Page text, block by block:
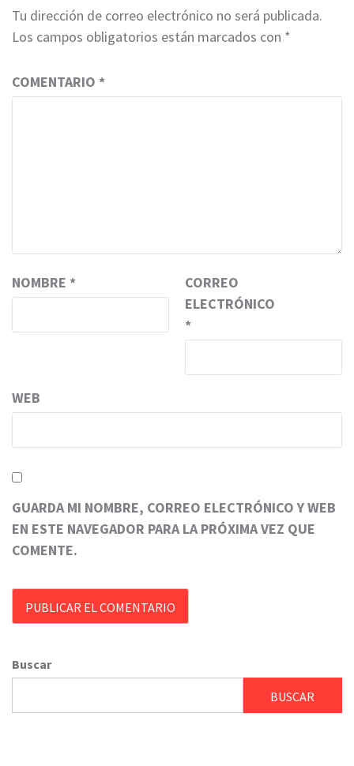
Tu dirección de correo electrónico no será publicada.
Los campos obligatorios están marcados con *
COMENTARIO *
NOMBRE *
CORREO
ELECTRÓNICO
*
WEB
GUARDA MI NOMBRE, CORREO ELECTRÓNICO Y WEB
EN ESTE NAVEGADOR PARA LA PRÓXIMA VEZ QUE
COMENTE.
Buscar
BUSCAR